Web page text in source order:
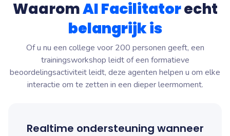
WaaromAIFacilitatorecht
belangrijk is
Of u nu een college voor 200 personen geeft, een
trainingsworkshop leidt of een formatieve
beoordelingsactiviteit leidt, deze agenten helpen u om elke
interactie om te zetten in een dieper leermoment.
Realtime ondersteuning wanneer